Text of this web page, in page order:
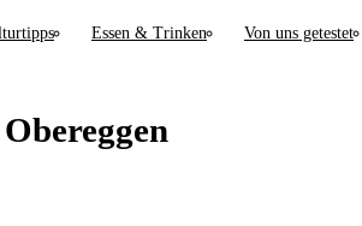
Essen & Trinken Von uns getestet